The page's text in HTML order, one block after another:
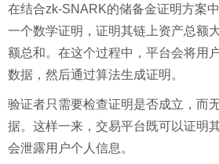
在结合zk-SNARK的储备金证明方案
一个数学证明，证明其链上资产总额
额总和。在这个过程中，平台会将用
数据，然后通过算法生成证明。
验证者只需要检查证明是否成立，而
据。这样一来，交易平台既可以证明
会泄露用户个人信息。